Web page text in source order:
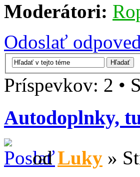
Moderátori:
Odoslať
Príspevkov: 2 •
Autodoplnky,
odLuky »